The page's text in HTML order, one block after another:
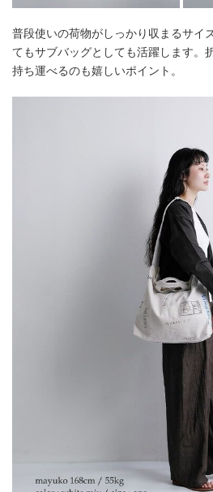
普段使いの荷物がしっかり収まるサイ
てもサブバッグとしても活躍します。
持ち運べるのも嬉しいポイント。